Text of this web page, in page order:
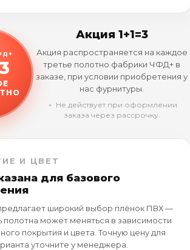
Акция 1+1=3
Акция распространяется на каждое
третье полотно фабрики ЧФД+ в
заказе, при условии приобретения у
нас фурнитуры.
﹡ Не действует при оформлении
заказа через рассрочку.
И ЦВЕТ
для базового
широкий выбор плёнок ПВХ —
полотна может меняться в зависимости
покрытия и цвета. Точную цену для
уточните у менеджера.